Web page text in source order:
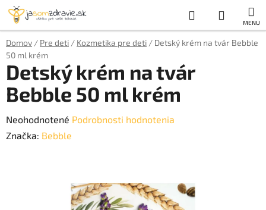
Prejsť
obsah
Hľadať
KOŠÍK
Domov / Pre deti / Kozmetika pre deti / Detský krém na tvár Bebble
50 ml krém
Detský krém na tvár
Bebble 50 ml krém
Priemerné
hodnotenie
Neohodnotené Podrobnosti hodnotenia
Značka: Bebble